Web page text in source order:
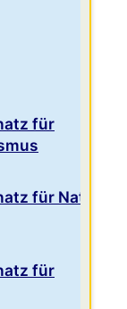
für
für Natur
für